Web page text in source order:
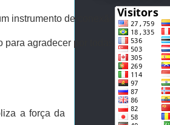
instrumento de conexão com o
para agradecer por todas as
a força da